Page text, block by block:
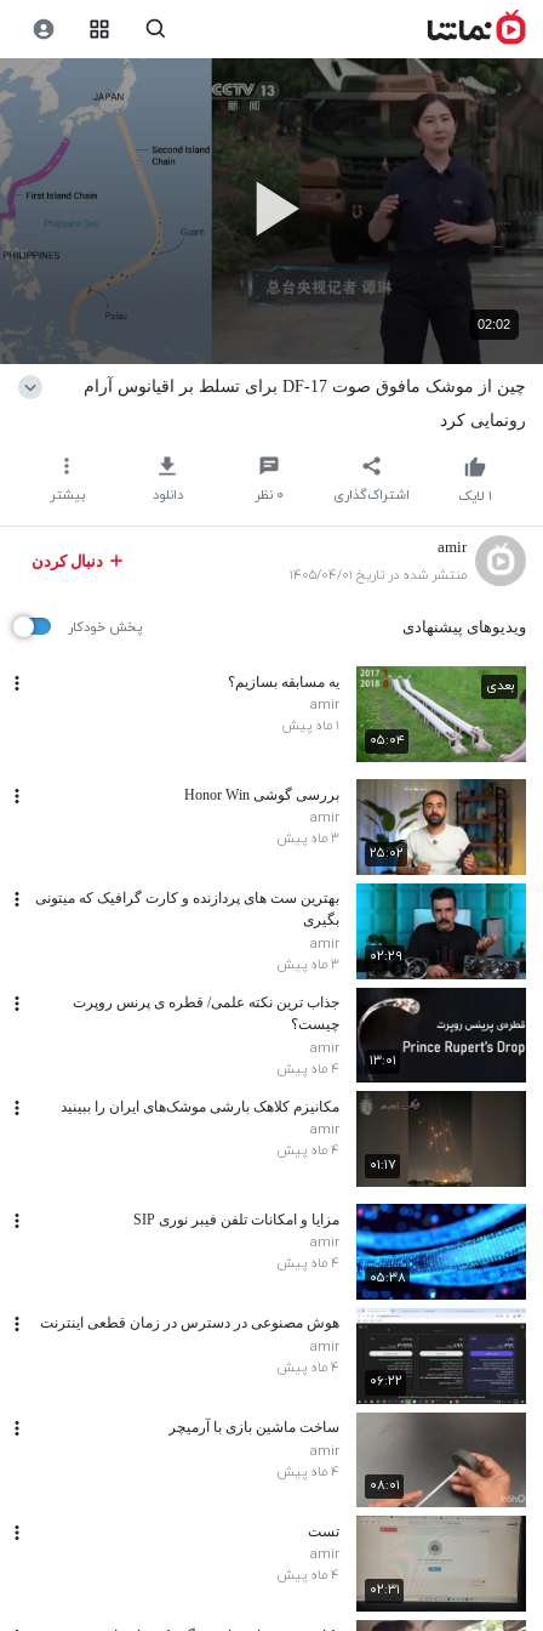
02:02
چین از موشک مافوق صوت DF-17 برای تسلط بر اقیانوس آرام
رونمایی کرد
اشتراک‌گذاری ۰ نظر دانلود بیشتر ۱ لایک
amir
منتشر شده در تاریخ ۱۴۰۵/۰۴/۰۱
دنبال کردن
ویدیوهای پیشنهادی پخش خودکار
۰۵:۰۴
بعدی یه مسابقه بسازیم؟
amir
۱ ماه پیش
۲۵:۰۲
بررسی گوشی Honor Win
amir
۳ ماه پیش
۰۲:۲۹
بهترین ست های پردازنده و کارت گرافیک که میتونی
بگیری
amir
۳ ماه پیش
۱۳:۰۱
جذاب ترین نکته علمی/ قطره ی پرنس روپرت
چیست؟
amir
۴ ماه پیش
۰۱:۱۷
مکانیزم کلاهک بارشی موشک‌های ایران را ببینید
amir
۴ ماه پیش
۰۵:۳۸
مزایا و امکانات تلفن فیبر نوری SIP
amir
۴ ماه پیش
۰۶:۲۲
هوش مصنوعی در دسترس در زمان قطعی اینترنت
amir
۴ ماه پیش
۰۸:۰۱
ساخت ماشین بازی با آرمیچر
amir
۴ ماه پیش
۰۲:۳۱
تست
amir
۴ ماه پیش